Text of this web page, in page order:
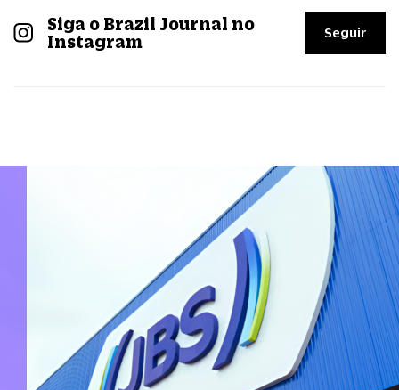
Siga o Brazil Journal no
Instagram
Seguir